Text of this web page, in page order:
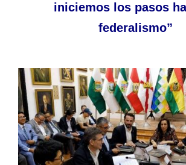
iniciemos los pasos
federalismo”